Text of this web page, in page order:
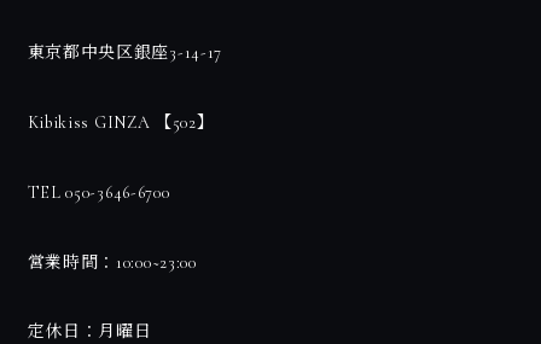
東京都中央区銀座3-14-17
Kibikiss GINZA 【502】
TEL 050-3646-6700
営業時間：10:00~23:00
定休日：月曜日